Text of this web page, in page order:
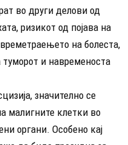
во други делови од
ризикот од појава на
на болеста,
и навременоста
значително се
малигните клетки во
органи. Особено кај